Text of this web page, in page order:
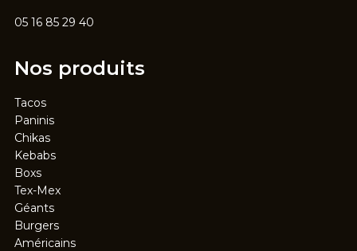
05 16 85 29 40
Nos produits
Tacos
Paninis
Chikas
Kebabs
Boxs
Tex-Mex
Géants
Burgers
Américains